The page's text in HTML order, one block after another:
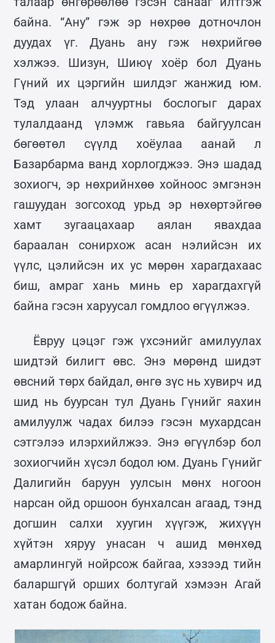
байна. “Ану” гэж эр нөхрөө дотночлон
дуудах үг. Дуань ану гэж нөхрийгөө
хэлжээ. Шизун, Шиюү хоёр бол Дуань
Гүний их цэргийн шилдэг жанжид юм.
Тэд улаан алчууртны бослогыг дарах
тулалдаанд үлэмж гавьяа байгуулсан
бөгөөтөл сүүлд хоёулаа аанай л
Базарбарма ванд хорлогджээ. Энэ шадад
зохиогч, эр нөхрийнхөө хойноос эмгэнэн
гашуудан зогсоход урьд эр нөхөртэйгөө
хамт зугаацахаар аялан явахдаа
бараалан сонирхож асан нэлийсэн их
үүлс, цэлийсэн их ус мөрөн харагдахаас
биш, амраг хань минь ер харагдахгүй
байна гэсэн харуусал гомдлоо өгүүлжээ.
Ёвруу цэцэг гэж үхсэнийг амилуулах
шидтэй билигт өвс. Энэ мөрөнд шидэт
өвсний төрх байдал, өнгө зүс нь хувирч ид
шид нь буурсан тул Дуань Гүнийг яахин
амилуулж чадах билээ гэсэн мухардсан
сэтгэлээ илэрхийлжээ. Энэ өгүүлбэр бол
зохиогчийн хүсэл бодол юм. Дуань Гүнийг
Далигийн баруун уулсын мөнх ногоон
нарсан ойд оршоон бунхалсан агаад, тэнд
догшин салхи хуугин хүүгэж, жихүүн
хүйтэн хяруу унасан ч ашид мөнхөд
амарлингуй нойрсож байгаа, хэзээд тийн
баларшгүй орших болтугай хэмээн Агай
хатан бодож байна.